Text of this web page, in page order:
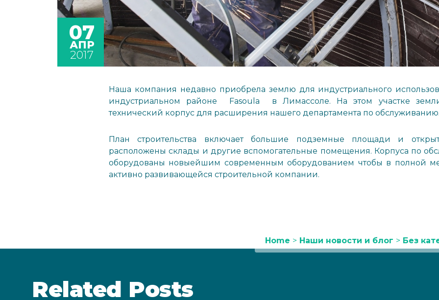
07
АПР
2017
Наша компания недавно приобрела землю для индустриального
индустриальном районе Fasoula в Лимассоле. На этом участке
технический корпус для расширения нашего департамента по обслуживанию.
План строительства включает большие подземные площади и
расположены склады и другие вспомогательные помещения. Корпуса по
оборудованы новыейшим современным оборудованием чтобы в полной
активно развивающейся строительной компании.
Home > Наши новости и блог > Без
Related Posts